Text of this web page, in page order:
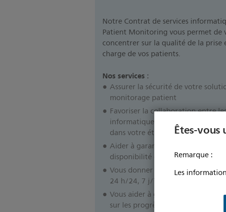
Êtes-vous
Remarque :
Les
Notre Contrat de services
Patient Monitoring vous permet de
concentrer sur la qualité de la prise
charge de vos patients.
Nos services :
Assurer la sécurité de votre
monitorage patient
Favoriser la collaboration entre
informatiques et les équipes
dans votre établissement de santé
Aider à garantir des niveaux élevés
disponibilité de l’équipement
Vous donner accès à l’assistance
24 h/24, 7 j/7 si nécessaire
1
Vous aider à garder une longueur
sur les progrès cliniques